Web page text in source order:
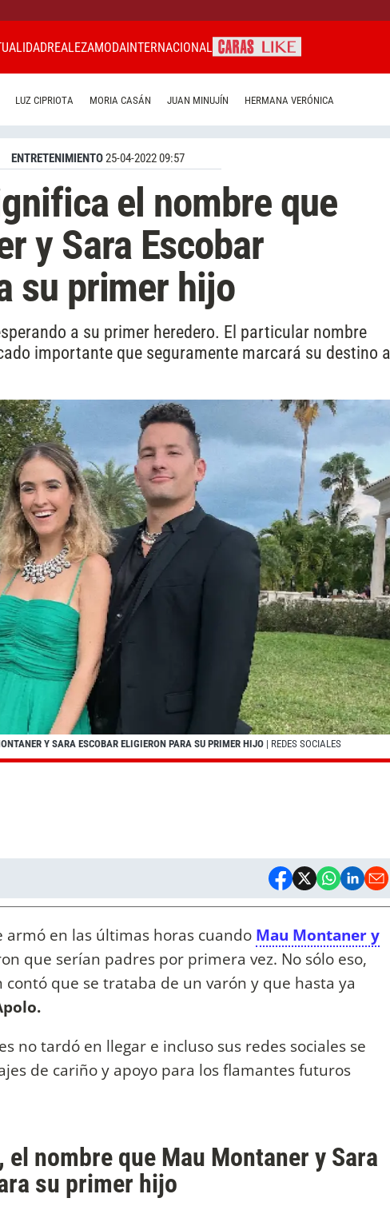
REALEZAMODAINTERNACIONAL
LUZ CIPRIOTA MORIA CASÁN JUAN MINUJÍN HERMANA VERÓNICA
ENTRETENIMIENTO25-04-2022 09:57
el nombre que
y Sara Escobar
su primer hijo
a su primer heredero. El particular nombre
importante que seguramente marcará su destino a
Y SARA ESCOBAR ELIGIERON PARA SU PRIMER HIJO | REDES SOCIALES
armó en las últimas horas cuando Mau Montaner y
que serían padres por primera vez. No sólo eso,
que se trataba de un varón y que hasta ya
no tardó en llegar e incluso sus redes sociales se
de cariño y apoyo para los flamantes futuros
nombre que Mau Montaner y Sara
su primer hijo